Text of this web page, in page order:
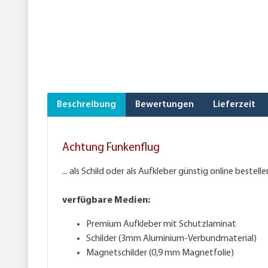
Beschreibung Bewertungen Lieferzeit
Achtung Funkenflug
... als Schild oder als Aufkleber günstig online
verfügbare Medien:
Premium Aufkleber mit Schutzlaminat
Schilder (3mm Aluminium-Verbundmaterial)
Magnetschilder (0,9 mm Magnetfolie)